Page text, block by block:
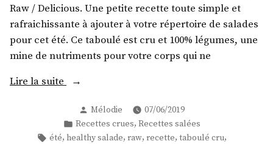
Raw / Delicious. Une petite recette toute simple et
rafraichissante à ajouter à votre répertoire de salades
pour cet été. Ce taboulé est cru et 100% légumes, une
mine de nutriments pour votre corps qui ne
Lire la suite
« Un
chou-
fleuré »
Publié
par
Mélodie
07/06/2019
Publié
dans
Recettes crues, Recettes salées
Étiquettes :
été, healthy salade, raw, recette, taboulé cru,